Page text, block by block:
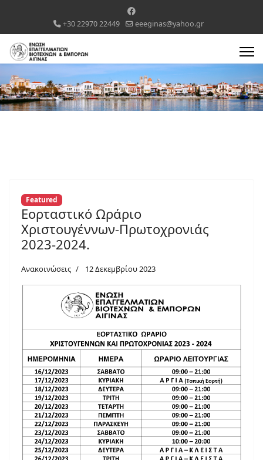
+30 22970 22449 eeeginas@yahoo.gr
Featured
Εορταστικό Ωράριο
Χριστουγέννων-Πρωτοχρονιάς
2023-2024.
Ανακοινώσεις 12 Δεκεμβρίου 2023